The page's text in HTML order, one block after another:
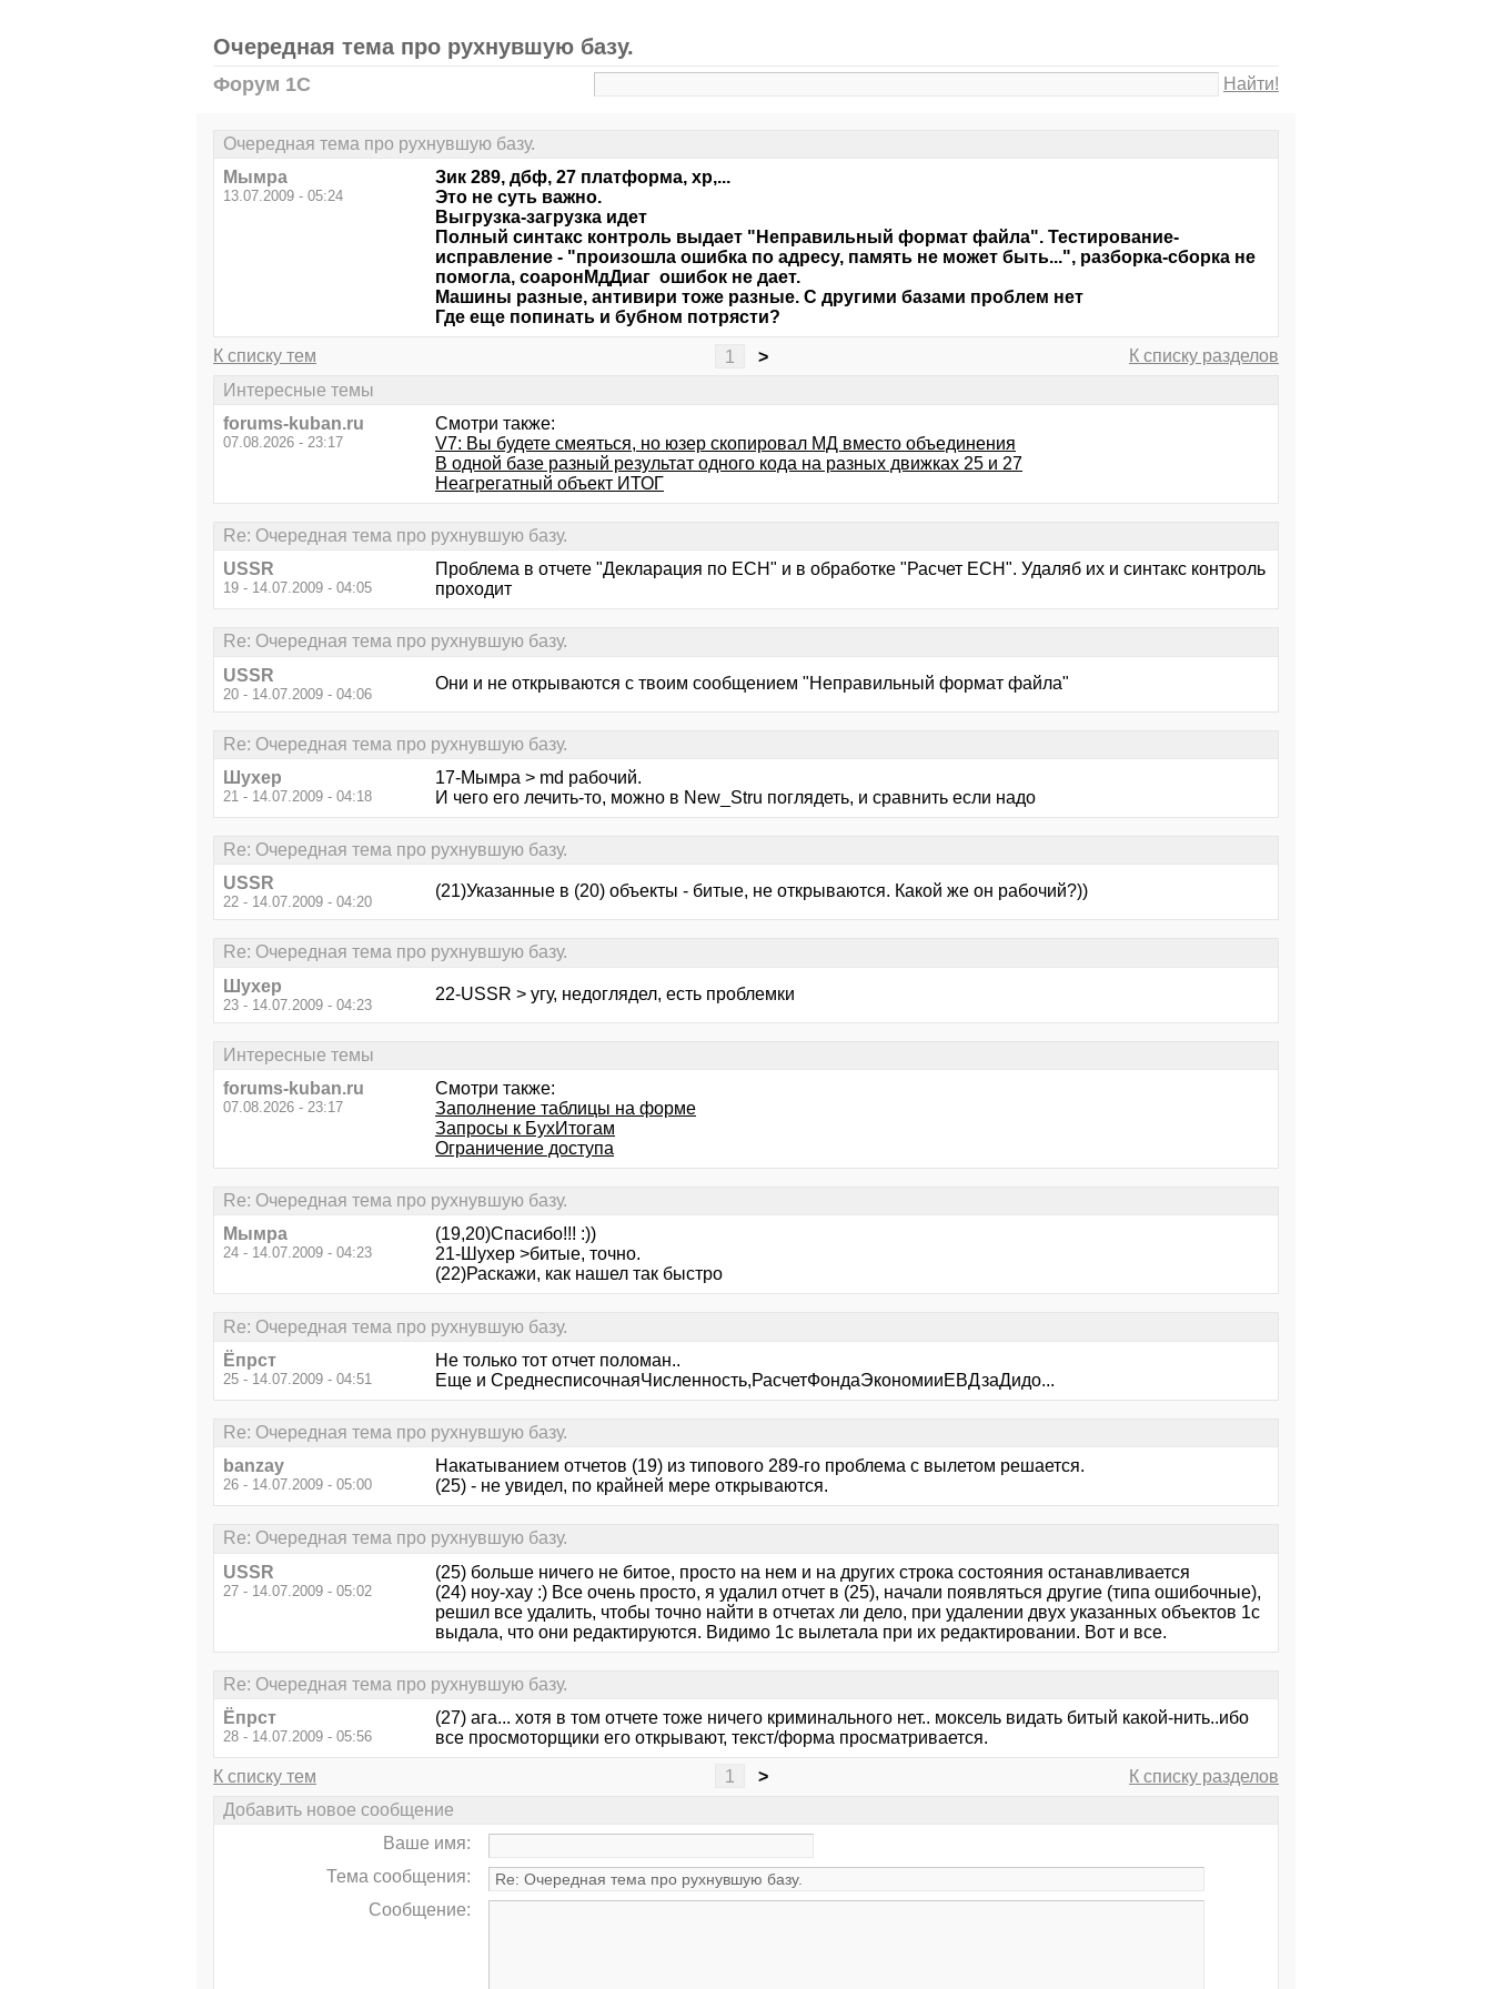
Очередная тема про рухнувшую базу.
Форум 1С Найти!
Очередная тема про рухнувшую базу.
Мымра
13.07.2009 - 05:24
Зик 289, дбф, 27 платформа, хр,...
Это не суть важно.
Выгрузка-загрузка идет
Полный синтакс контроль выдает "Неправильный формат файла". Тестирование-
исправление - "произошла ошибка по адресу, память не может быть...", разборка-сборка не
помогла, соаронМдДиаг ошибок не дает.
Машины разные, антивири тоже разные. С другими базами проблем нет
Где еще попинать и бубном потрясти?
К списку тем 1 >
К списку разделов
Интересные темы
forums-kuban.ru
07.08.2026 - 23:17
Смотри также:
V7: Вы будете смеяться, но юзер скопировал МД вместо объединения
В одной базе разный результат одного кода на разных движках 25 и 27
Неагрегатный объект ИТОГ
Re: Очередная тема про рухнувшую базу.
USSR
19 - 14.07.2009 - 04:05
Проблема в отчете "Декларация по ЕСН" и в обработке "Расчет ЕСН". Удаляб их и синтакс контроль
проходит
Re: Очередная тема про рухнувшую базу.
USSR
20 - 14.07.2009 - 04:06
Они и не открываются с твоим сообщением "Неправильный формат файла"
Re: Очередная тема про рухнувшую базу.
Шухер
21 - 14.07.2009 - 04:18
17-Мымра > md рабочий.
И чего его лечить-то, можно в New_Stru поглядеть, и сравнить если надо
Re: Очередная тема про рухнувшую базу.
USSR
22 - 14.07.2009 - 04:20
(21)Указанные в (20) объекты - битые, не открываются. Какой же он рабочий?))
Re: Очередная тема про рухнувшую базу.
Шухер
23 - 14.07.2009 - 04:23
22-USSR > угу, недоглядел, есть проблемки
Интересные темы
forums-kuban.ru
07.08.2026 - 23:17
Смотри также:
Заполнение таблицы на форме
Запросы к БухИтогам
Ограничение доступа
Re: Очередная тема про рухнувшую базу.
Мымра
24 - 14.07.2009 - 04:23
(19,20)Спасибо!!! :))
21-Шухер >битые, точно.
(22)Раскажи, как нашел так быстро
Re: Очередная тема про рухнувшую базу.
Ёпрст
25 - 14.07.2009 - 04:51
Не только тот отчет поломан..
Еще и СреднесписочнаяЧисленность,РасчетФондаЭкономииЕВДзаДидо...
Re: Очередная тема про рухнувшую базу.
banzay
26 - 14.07.2009 - 05:00
Накатыванием отчетов (19) из типового 289-го проблема с вылетом решается.
(25) - не увидел, по крайней мере открываются.
Re: Очередная тема про рухнувшую базу.
USSR
27 - 14.07.2009 - 05:02
(25) больше ничего не битое, просто на нем и на других строка состояния останавливается
(24) ноу-хау :) Все очень просто, я удалил отчет в (25), начали появляться другие (типа ошибочные),
решил все удалить, чтобы точно найти в отчетах ли дело, при удалении двух указанных объектов 1с
выдала, что они редактируются. Видимо 1с вылетала при их редактировании. Вот и все.
Re: Очередная тема про рухнувшую базу.
Ёпрст
28 - 14.07.2009 - 05:56
(27) ага... хотя в том отчете тоже ничего криминального нет.. моксель видать битый какой-нить..ибо
все просмоторщики его открывают, текст/форма просматривается.
К списку тем 1 >
К списку разделов
Добавить новое сообщение
Ваше имя:
Тема сообщения:
Сообщение: